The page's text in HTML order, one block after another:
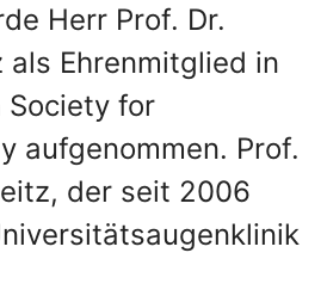
Herr Prof. Dr.
als Ehrenmitglied in
Society for
aufgenommen. Prof.
der seit 2006